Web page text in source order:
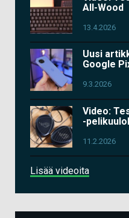
All-Wood
13.4.2026
Uusi
Google
9.3.2026
Video:
-
11.2.2026
Lisää videoita